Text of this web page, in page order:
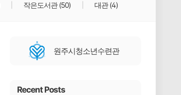
작은도서관(50) 대관(4)
원주시청소년수련관
Recent Posts